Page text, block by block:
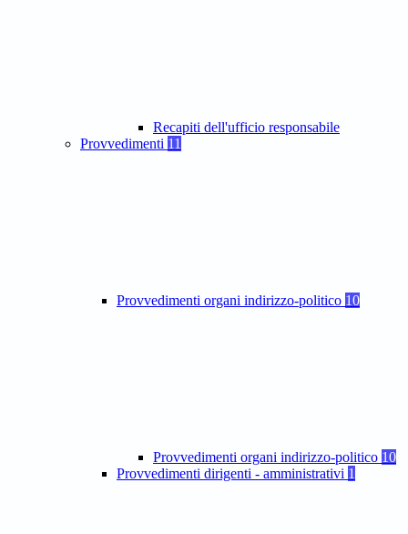
Recapiti dell'ufficio responsabile
Provvedimenti 11
Provvedimenti organi indirizzo-politico 10
Provvedimenti organi indirizzo-politico 10
Provvedimenti dirigenti - amministrativi 1